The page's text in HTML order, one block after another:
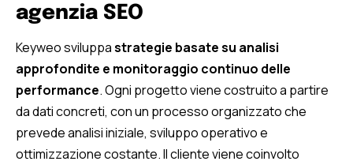
agenzia SEO
Keyweo sviluppastrategie basate su analisi
approfondite e monitoraggio continuo delle
performance. Ogni progetto viene costruito a partire
da dati concreti, con un processo organizzato che
prevede analisi iniziale, sviluppo operativo e
ottimizzazione costante. Il cliente viene coinvolto